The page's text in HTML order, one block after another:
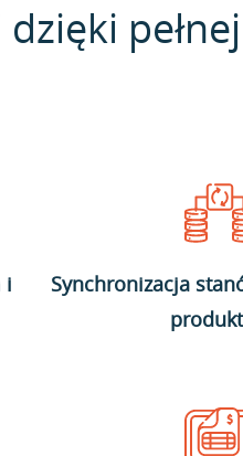
pełnej
i
Synchronizacja